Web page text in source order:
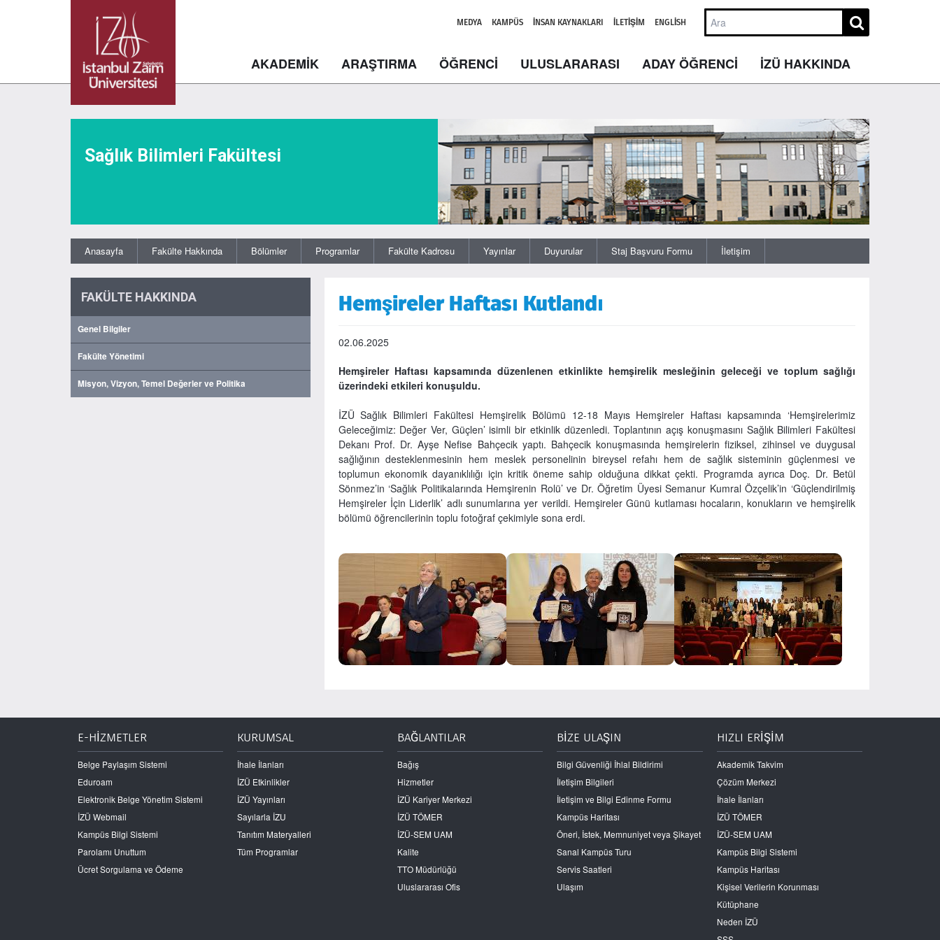
MEDYA KAMPÜS İNSAN KAYNAKLARI İLETIŞIM ENGLISH
AKADEMİK ARAŞTIRMA ÖĞRENCİ ULUSLARARASI ADAY ÖĞRENCİ İZÜ HAKKINDA
Sağlık Bilimleri Fakültesi
Anasayfa Fakülte Hakkında Bölümler Programlar Fakülte Kadrosu Yayınlar Duyurular Staj Başvuru Formu İletişim
FAKÜLTE HAKKINDA
Genel Bilgiler
Fakülte Yönetimi
Misyon, Vizyon, Temel Değerler ve Politika
Hemşireler Haftası Kutlandı
02.06.2025
Hemşireler Haftası kapsamında düzenlenen etkinlikte hemşirelik mesleğinin geleceği ve toplum sağlığı
üzerindeki etkileri konuşuldu.
İZÜ Sağlık Bilimleri Fakültesi Hemşirelik Bölümü 12-18 Mayıs Hemşireler Haftası kapsamında ‘Hemşirelerimiz
Geleceğimiz: Değer Ver, Güçlen’ isimli bir etkinlik düzenledi. Toplantının açış konuşmasını Sağlık Bilimleri Fakültesi
Dekanı Prof. Dr. Ayşe Nefise Bahçecik yaptı. Bahçecik konuşmasında hemşirelerin fiziksel, zihinsel ve duygusal
sağlığının desteklenmesinin hem meslek personelinin bireysel refahı hem de sağlık sisteminin güçlenmesi ve
toplumun ekonomik dayanıklılığı için kritik öneme sahip olduğuna dikkat çekti. Programda ayrıca Doç. Dr. Betül
Sönmez’in ‘Sağlık Politikalarında Hemşirenin Rolü’ ve Dr. Öğretim Üyesi Semanur Kumral Özçelik’in ‘Güçlendirilmiş
Hemşireler İçin Liderlik’ adlı sunumlarına yer verildi. Hemşireler Günü kutlaması hocaların, konukların ve hemşirelik
bölümü öğrencilerinin toplu fotoğraf çekimiyle sona erdi.
E-HİZMETLER
Belge Paylaşım Sistemi
Eduroam
Elektronik Belge Yönetim Sistemi
İZÜ Webmail
Kampüs Bilgi Sistemi
Parolamı Unuttum
Ücret Sorgulama ve Ödeme
KURUMSAL
İhale İlanları
İZÜ Etkinlikler
İZÜ Yayınları
Sayılarla İZU
Tanıtım Materyalleri
Tüm Programlar
BAĞLANTILAR
Bağış
Hizmetler
İZÜ Kariyer Merkezi
İZÜ TÖMER
İZÜ-SEM UAM
Kalite
TTO Müdürlüğü
Uluslararası Ofis
BİZE ULAŞIN
Bilgi Güvenliği İhlal Bildirimi
İletişim Bilgileri
İletişim ve Bilgi Edinme Formu
Kampüs Haritası
Öneri, İstek, Memnuniyet veya Şikayet
Sanal Kampüs Turu
Servis Saatleri
Ulaşım
HIZLI ERİŞİM
Akademik Takvim
Çözüm Merkezi
İhale İlanları
İZÜ TÖMER
İZÜ-SEM UAM
Kampüs Bilgi Sistemi
Kampüs Haritası
Kişisel Verilerin Korunması
Kütüphane
Neden İZÜ